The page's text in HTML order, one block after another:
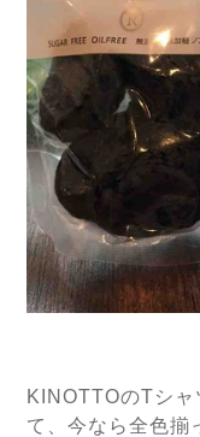
KINOTTOのTシ
て、今なら全色揃